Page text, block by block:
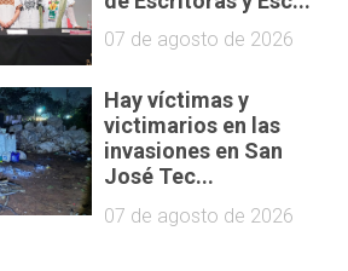
07 de agosto de 2026
Hay víctimas y
victimarios en las
invasiones en San
José Tec...
07 de agosto de 2026